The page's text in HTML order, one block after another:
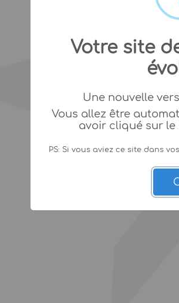
Votre site
Une nouvelle
Vous allez être
avoir cliqué sur
PS: Si vous aviez ce site dans